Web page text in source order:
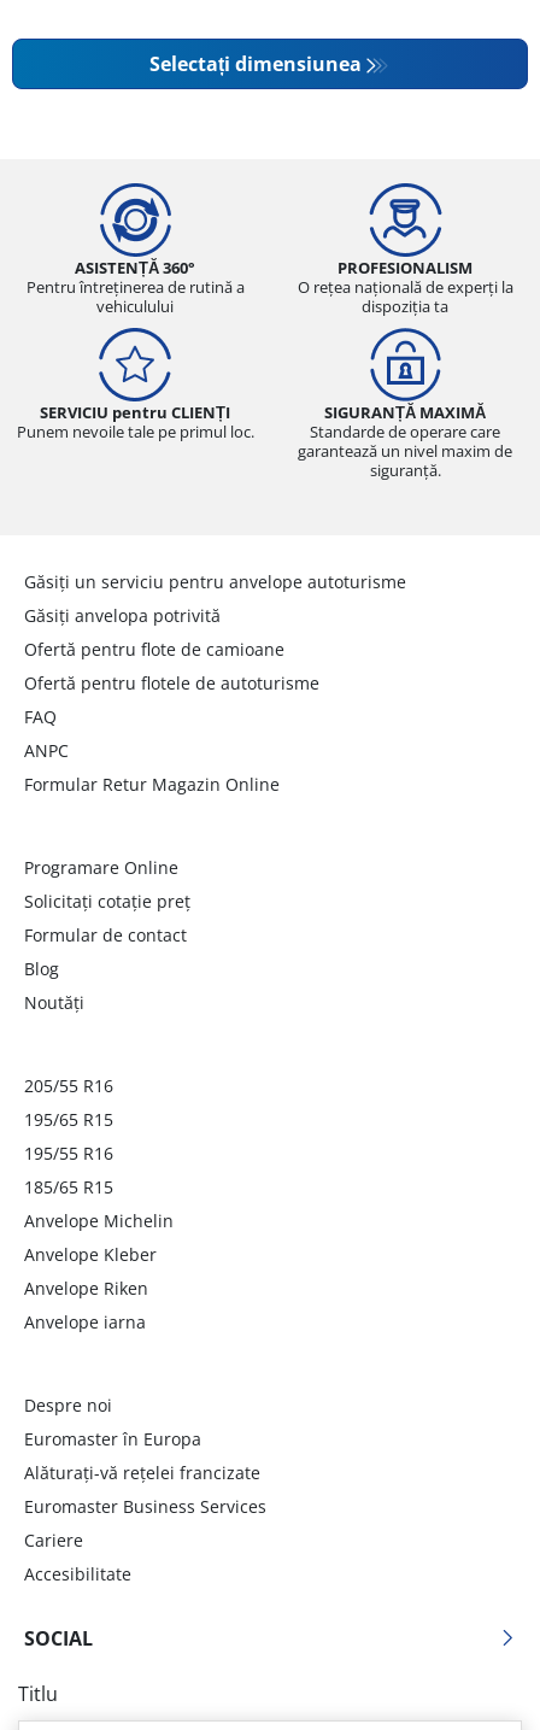
Selectați dimensiunea
ASISTENȚĂ 360°
Pentru întreținerea de rutină a
vehiculului
PROFESIONALISM
O rețea națională de experți la
dispoziția ta
SERVICIU pentru CLIENȚI
Punem nevoile tale pe primul loc.
SIGURANȚĂ MAXIMĂ
Standarde de operare care
garantează un nivel maxim de
siguranță.
Găsiți un serviciu pentru anvelope autoturisme
Găsiți anvelopa potrivită
Ofertă pentru flote de camioane
Ofertă pentru flotele de autoturisme
FAQ
ANPC
Formular Retur Magazin Online
Programare Online
Solicitați cotație preț
Formular de contact
Blog
Noutăți
205/55 R16
195/65 R15
195/55 R16
185/65 R15
Anvelope Michelin
Anvelope Kleber
Anvelope Riken
Anvelope iarna
Despre noi
Euromaster în Europa
Alăturați-vă rețelei francizate
Euromaster Business Services
Cariere
Accesibilitate
SOCIAL
Titlu